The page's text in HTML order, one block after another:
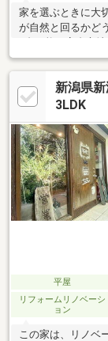
家を選ぶときに大
が自然と回るかど
魅力です。家族そ
んと顔を合わせら
に。そんな“無理の
の良さや動きやす
新潟県
3LDK
平屋
リフォームリノベーシ
ョン
この家は、リノベ